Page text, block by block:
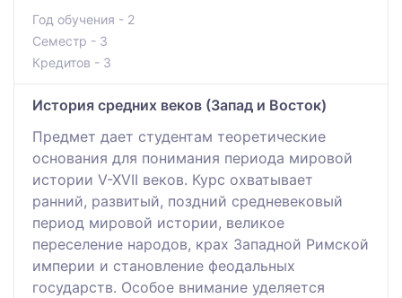
Год обучения - 2
Семестр - 3
Кредитов - 3
История средних веков (Запад и Восток)
Предмет дает студентам теоретические
основания для понимания периода мировой
истории V-XVII веков. Курс охватывает
ранний, развитый, поздний средневековый
период мировой истории, великое
переселение народов, крах Западной Римской
империи и становление феодальных
государств. Особое внимание уделяется